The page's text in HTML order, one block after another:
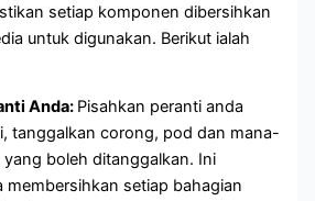
setiap komponen dibersihkan
untuk digunakan. Berikut ialah
Anda: Pisahkan peranti anda
tanggalkan corong, pod dan mana-
yang boleh ditanggalkan. Ini
membersihkan setiap bahagian